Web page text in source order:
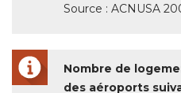
Source : ACNUSA
Nombre de
des aéroports